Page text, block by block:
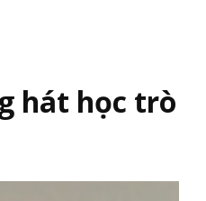
hát học trò